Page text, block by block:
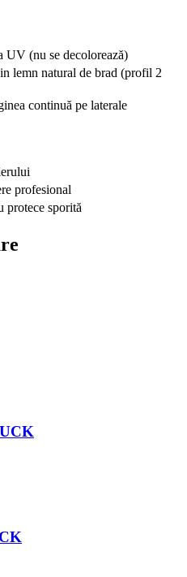
UV (nu se decolorează)
lemn natural de brad (profil 2
continuă pe laterale
profesional
protece sporită